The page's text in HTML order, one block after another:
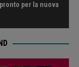
per la nuova